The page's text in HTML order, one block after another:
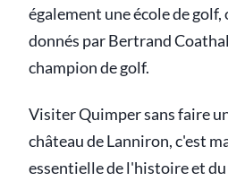
également une école de golf,
donnés par Bertrand
champion de golf.
Visiter Quimper sans faire
château de Lanniron, c'est
essentielle de l'histoire et